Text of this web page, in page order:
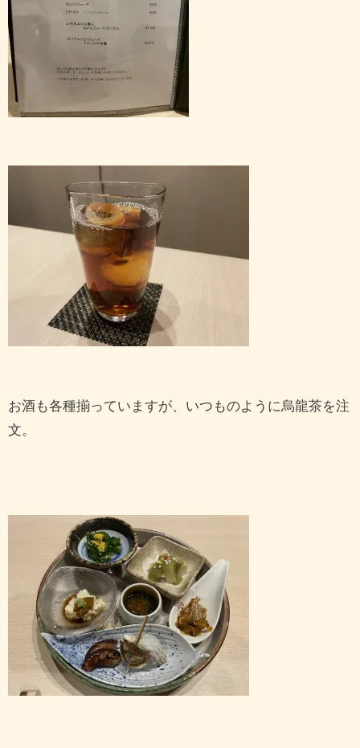
お酒も各種揃っていますが、いつものように烏龍茶を注
文。